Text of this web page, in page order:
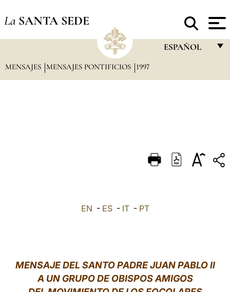
La SANTA SEDE
ESPAÑOL
DEUTSCH
MENSAJES MENSAJES PONTIFICIOS 1997
EN - ES- IT- PT
MENSAJE DEL SANTO PADRE JUAN PABLO II
A UN GRUPO DE OBISPOS AMIGOS